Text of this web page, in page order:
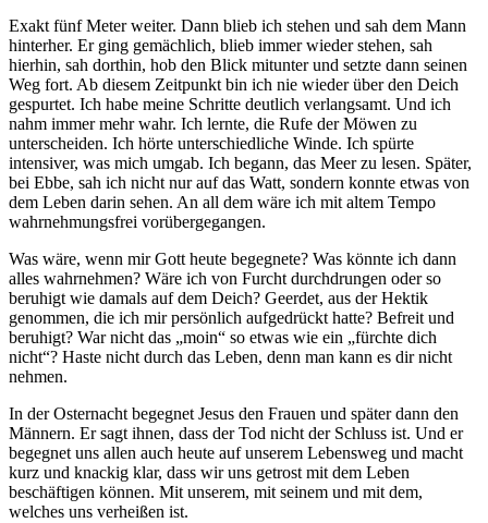
Exakt fünf Meter weiter. Dann blieb ich stehen und sah dem Mann
hinterher. Er ging gemächlich, blieb immer wieder stehen, sah
hierhin, sah dorthin, hob den Blick mitunter und setzte dann seinen
Weg fort. Ab diesem Zeitpunkt bin ich nie wieder über den Deich
gespurtet. Ich habe meine Schritte deutlich verlangsamt. Und ich
nahm immer mehr wahr. Ich lernte, die Rufe der Möwen zu
unterscheiden. Ich hörte unterschiedliche Winde. Ich spürte
intensiver, was mich umgab. Ich begann, das Meer zu lesen. Später,
bei Ebbe, sah ich nicht nur auf das Watt, sondern konnte etwas von
dem Leben darin sehen. An all dem wäre ich mit altem Tempo
wahrnehmungsfrei vorübergegangen.
Was wäre, wenn mir Gott heute begegnete? Was könnte ich dann
alles wahrnehmen? Wäre ich von Furcht durchdrungen oder so
beruhigt wie damals auf dem Deich? Geerdet, aus der Hektik
genommen, die ich mir persönlich aufgedrückt hatte? Befreit und
beruhigt? War nicht das „moin“ so etwas wie ein „fürchte dich
nicht“? Haste nicht durch das Leben, denn man kann es dir nicht
nehmen.
In der Osternacht begegnet Jesus den Frauen und später dann den
Männern. Er sagt ihnen, dass der Tod nicht der Schluss ist. Und er
begegnet uns allen auch heute auf unserem Lebensweg und macht
kurz und knackig klar, dass wir uns getrost mit dem Leben
beschäftigen können. Mit unserem, mit seinem und mit dem,
welches uns verheißen ist.